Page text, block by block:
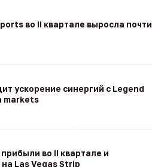
во II квартале выросла почти
ускорение синергий с Legend
markets
во II квартале и
Las Vegas Strip